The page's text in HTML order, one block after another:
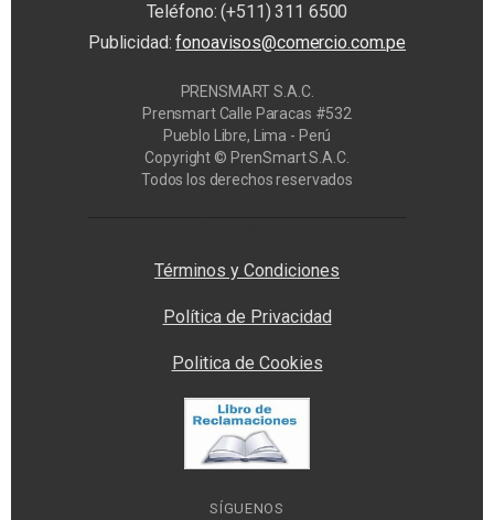
Teléfono: (+511) 311 6500
Publicidad:fonoavisos@comercio.com.pe
PRENSMART S.A.C.
Prensmart Calle Paracas #532
Pueblo Libre, Lima - Perú
Copyright © PrenSmart S.A.C.
Todos los derechos reservados
Términos y Condiciones
Política de Privacidad
Politica de Cookies
SÍGUENOS